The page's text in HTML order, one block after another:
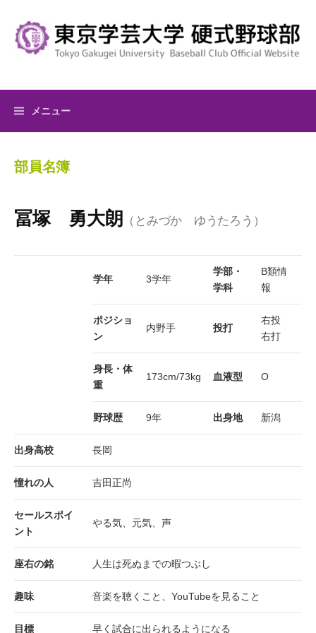
キ
メニュー
部員名簿
冨塚 勇大朗 （とみづか ゆうたろう）
学年 3学年
学部・
学科
B類情
報
ポジショ
ン
内野手 投打
右投
右打
身長・体
重
173cm/73kg 血液型 O
野球歴 9年 出身地 新潟
出身高校 長岡
憧れの人 吉田正尚
セールスポイ
ント
やる気、元気、声
座右の銘 人生は死ぬまでの暇つぶし
趣味 音楽を聴くこと、YouTubeを見ること
目標 早く試合に出られるようになる